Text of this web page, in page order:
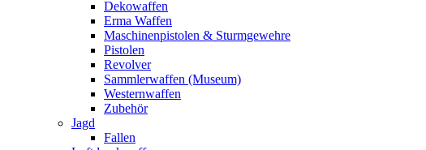
Dekowaffen
Erma Waffen
Maschinenpistolen & Sturmgewehre
Pistolen
Revolver
Sammlerwaffen (Museum)
Westernwaffen
Zubehör
Jagd
Fallen